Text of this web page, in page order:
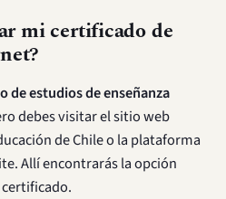
mi certificado de
de estudios de enseñanza
debes visitar el sitio web
de Chile o la plataforma
Allí encontrarás la opción